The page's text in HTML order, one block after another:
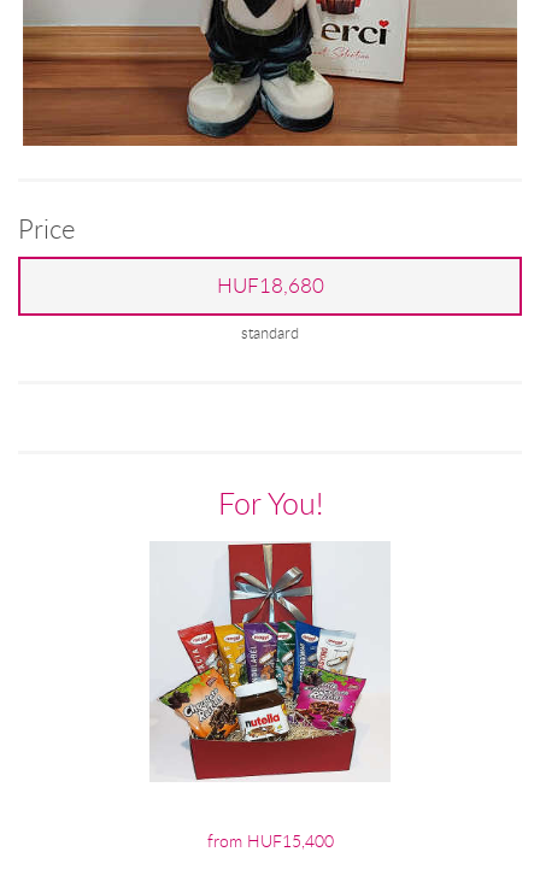
Price
HUF18,680
standard
For You!
from HUF15,400